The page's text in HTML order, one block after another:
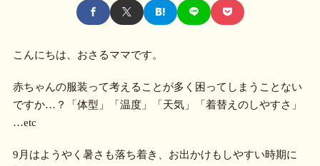
こんにちは、おさるママです。
赤ちゃんの服装って考えることが多く困ってしまうことない
ですか…？「体型」「温度」「天気」「着替えのしやすさ」
…etc
9月はようやく暑さも落ち着き、お出かけもしやすい時期に